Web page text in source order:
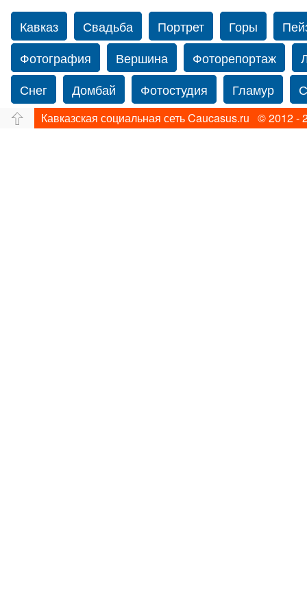
Кавказ Свадьба Портрет Горы
Фотография
Вершина Фоторепортаж
Снег
Домбай Фотостудия Гламур
Путешествие
Перевал Ущелье
Кавказская социальная сеть Caucasus.ru © 2012 -